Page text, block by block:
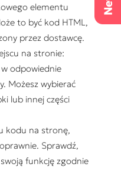
elementu
to być kod HTML,
przez dostawcę.
na stronie:
odpowiednie
Możesz wybierać
lub innej części
kodu na stronę,
Sprawdź,
funkcję zgodnie